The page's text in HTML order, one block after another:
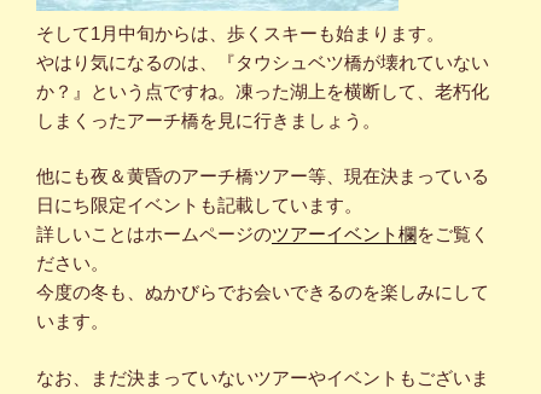
そして1月中旬からは、歩くスキーも始まります。
やはり気になるのは、『タウシュベツ橋が壊れていない
か？』という点ですね。凍った湖上を横断して、老朽化
しまくったアーチ橋を見に行きましょう。
他にも夜＆黄昏のアーチ橋ツアー等、現在決まっている
日にち限定イベントも記載しています。
詳しいことはホームページのツアーイベント欄をご覧く
ださい。
今度の冬も、ぬかびらでお会いできるのを楽しみにして
います。
なお、まだ決まっていないツアーやイベントもございま